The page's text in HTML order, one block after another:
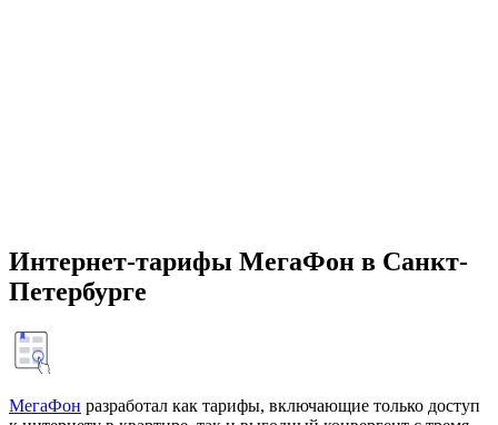
Интернет-тарифы МегаФон в Санкт-
Петербурге
МегаФон разработал как тарифы, включающие только доступ